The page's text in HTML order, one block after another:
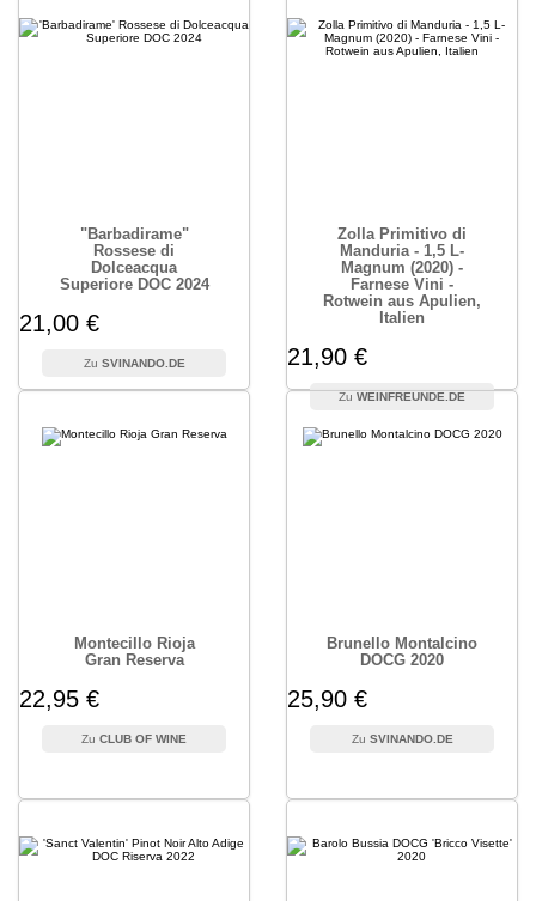
"Barbadirame"
Rossese di
Dolceacqua
Superiore DOC 2024
21,00 €
SVINANDO.DE
Zolla Primitivo di
Manduria - 1,5 L-
Magnum (2020) -
Farnese Vini -
Rotwein aus Apulien,
Italien
21,90 €
WEINFREUNDE.DE
Montecillo Rioja
Gran Reserva
22,95 €
CLUB OF WINE
Brunello Montalcino
DOCG 2020
25,90 €
SVINANDO.DE